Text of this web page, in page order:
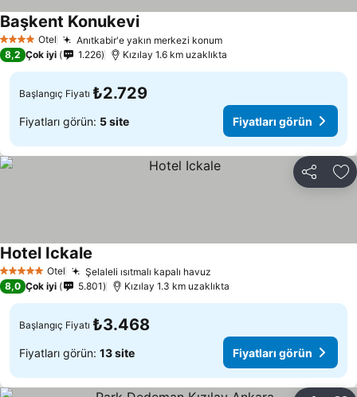
4 Yıldız Otel Anıtkabir'e yakın merkezi konum
Başkent Konukevi
8,2 Çok iyi 1.226 Kızılay 1.6 km uzaklıkta
Başlangıç Fiyatı ₺2.729
Fiyatları görün: 5 site Fiyatları görün
Paylaş
5 Yıldız Otel Şelaleli ısıtmalı kapalı havuz
Hotel Ickale
8,0 Çok iyi 5.801 Kızılay 1.3 km uzaklıkta
Başlangıç Fiyatı ₺3.468
Fiyatları görün: 13 site Fiyatları görün